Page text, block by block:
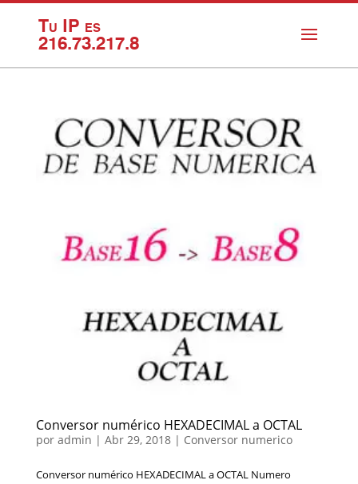
Tu IP es
216.73.217.8
Conversor numérico HEXADECIMAL a OCTAL
por admin | Abr 29, 2018| Conversor numerico
Conversor numérico HEXADECIMAL a OCTAL Numero